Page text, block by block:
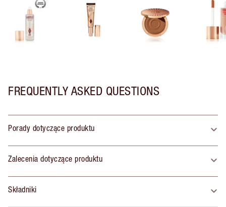
FREQUENTLY ASKED QUESTIONS
Porady dotyczące produktu
Zalecenia dotyczące produktu
Składniki